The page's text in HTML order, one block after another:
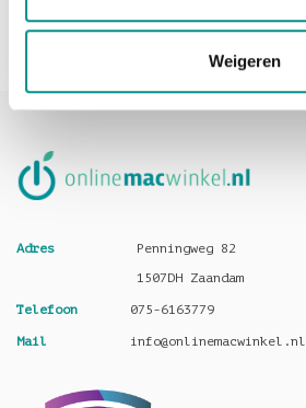
Weigeren
1
Adres
Penningweg 82
1507DH Zaandam
Telefoon 075-6163779
Mail info@onlinemacwinkel.nl